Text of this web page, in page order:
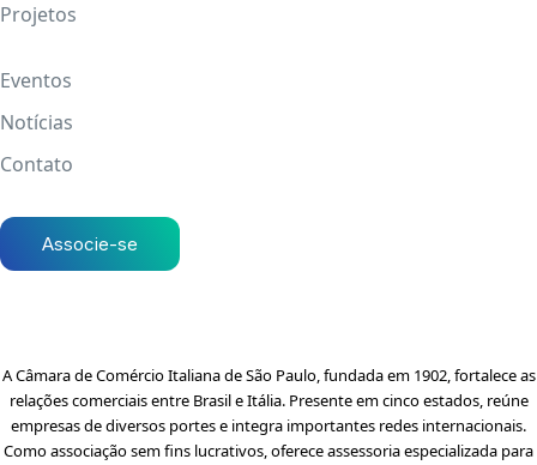
Projetos
Eventos
Notícias
Contato
Associe-se
A Câmara de Comércio Italiana de São Paulo, fundada em 1902, fortalece as
relações comerciais entre Brasil e Itália. Presente em cinco estados, reúne
empresas de diversos portes e integra importantes redes internacionais.
Como associação sem fins lucrativos, oferece assessoria especializada para